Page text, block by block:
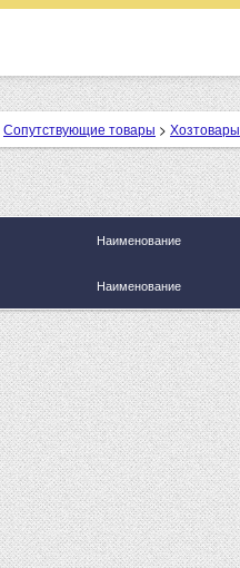
Сопутствующие товары > Хозтовары
Наименование
Наименование